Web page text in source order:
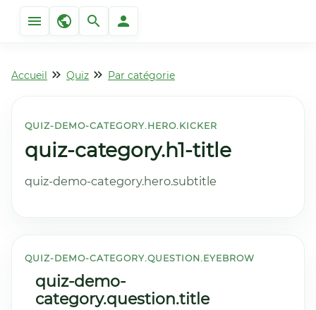
Accueil Quiz Par catégorie
QUIZ-DEMO-CATEGORY.HERO.KICKER
quiz-category.h1-title
quiz-demo-category.hero.subtitle
QUIZ-DEMO-CATEGORY.QUESTION.EYEBROW
quiz-demo-
category.question.title